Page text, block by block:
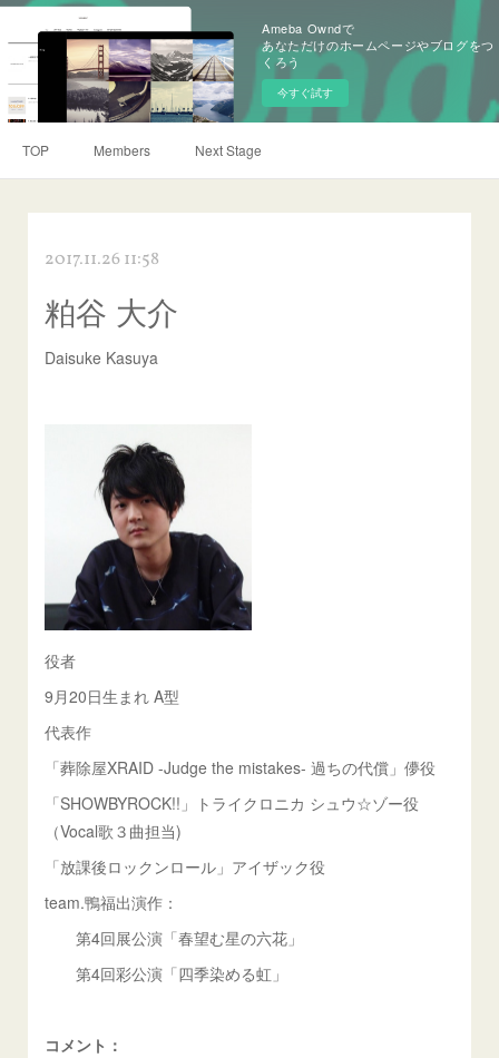
Ameba Owndで
あなただけのホームページやブログをつ
くろう
今すぐ試す
TOP Members Next Stage
2017.11.26 11:58
粕谷 大介
Daisuke Kasuya
役者
9月20日生まれ A型
代表作
「葬除屋XRAID -Judge the mistakes- 過ちの代償」儚役
「SHOWBYROCK!!」トライクロニカ シュウ☆ゾー役
（Vocal歌３曲担当)
「放課後ロックンロール」アイザック役
team.鴨福出演作：
第4回展公演「春望む星の六花」
第4回彩公演「四季染める虹」
コメント：